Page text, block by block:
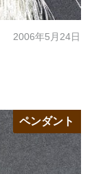
2006年5月24日
ペンダント